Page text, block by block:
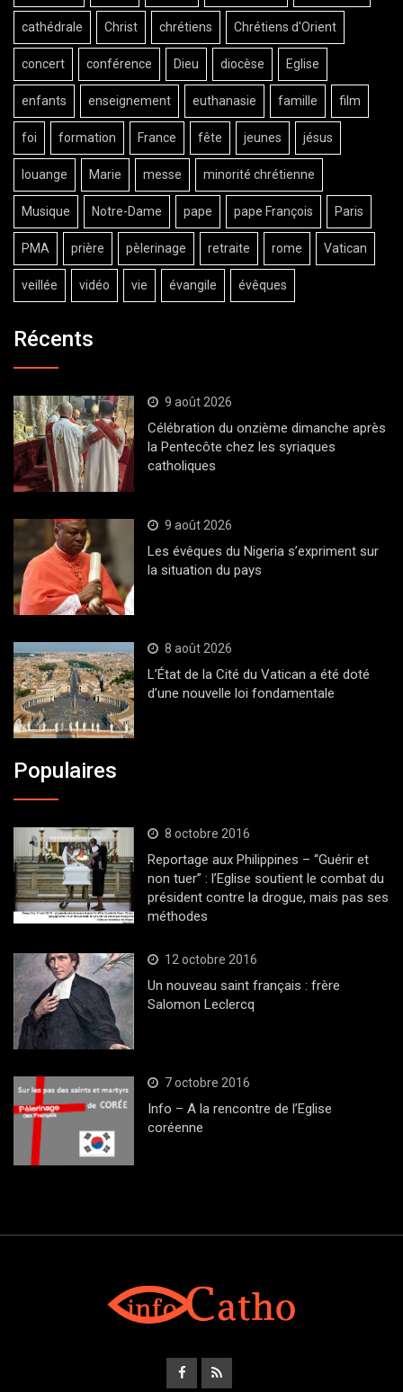
cathédrale Christ chrétiens Chrétiens d'Orient
concert conférence Dieu diocèse Eglise
enfants enseignement euthanasie famille film
foi formation France fête jeunes jésus
louange Marie messe minorité chrétienne
Musique Notre-Dame pape pape François Paris
PMA prière pèlerinage retraite rome Vatican
veillée vidéo vie évangile évêques
Récents
9 août 2026
Célébration du onzième dimanche après
la Pentecôte chez les syriaques
catholiques
9 août 2026
Les évêques du Nigeria s’expriment sur
la situation du pays
8 août 2026
L’État de la Cité du Vatican a été doté
d’une nouvelle loi fondamentale
Populaires
8 octobre 2016
Reportage aux Philippines – “Guérir et
non tuer” : l’Eglise soutient le combat du
président contre la drogue, mais pas ses
méthodes
12 octobre 2016
Un nouveau saint français : frère
Salomon Leclercq
7 octobre 2016
Info – A la rencontre de l’Eglise
coréenne